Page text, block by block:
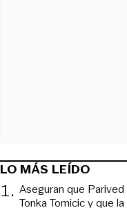
LO MÁS LEÍDO
1. Aseguran que
Tonka Tomicic y que